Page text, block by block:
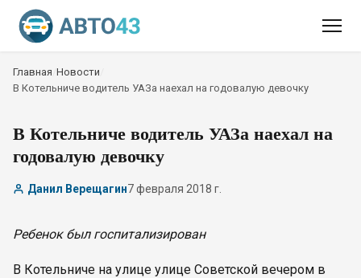
Главная Новости
В Котельниче водитель УАЗа наехал на годовалую девочку
В Котельниче водитель УАЗа наехал на
годовалую девочку
Данил Верещагин7 февраля 2018 г.
Ребенок был госпитализирован
В Котельниче на улице улице Советской вечером в